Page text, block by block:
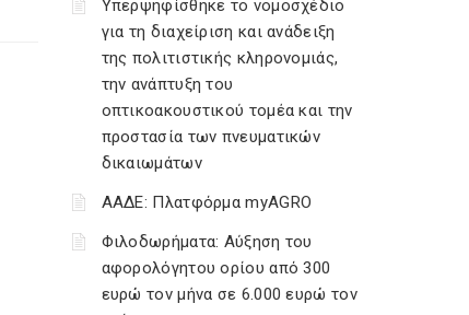
Υπερψηφίσθηκε το νομοσχέδιο
για τη διαχείριση και ανάδειξη
της πολιτιστικής κληρονομιάς,
την ανάπτυξη του
οπτικοακουστικού τομέα και την
προστασία των πνευματικών
δικαιωμάτων
ΑΑΔΕ: Πλατφόρμα myAGRO
Φιλοδωρήματα: Αύξηση του
αφορολόγητου ορίου από 300
ευρώ τον μήνα σε 6.000 ευρώ τον